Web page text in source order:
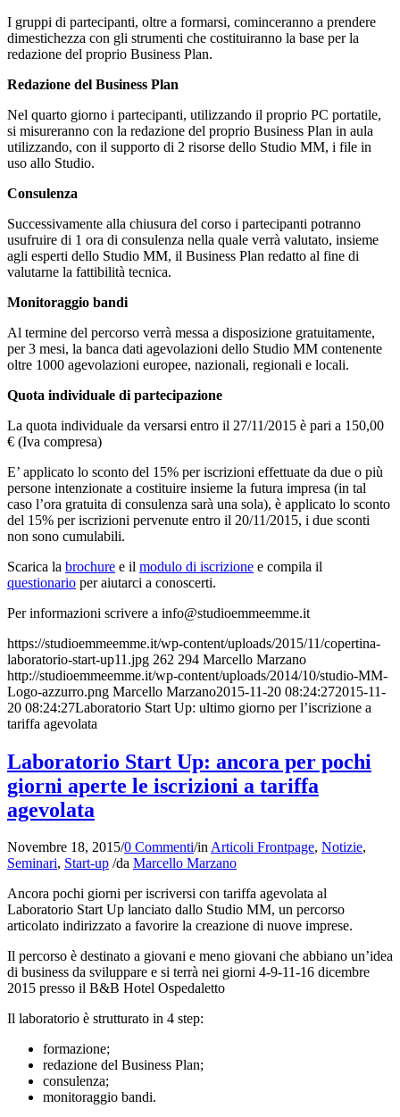
I gruppi di partecipanti, oltre a formarsi, cominceranno a prendere
dimestichezza con gli strumenti che costituiranno la base per la
redazione del proprio Business Plan.
Redazione del Business Plan
Nel quarto giorno i partecipanti, utilizzando il proprio PC portatile,
si misureranno con la redazione del proprio Business Plan in aula
utilizzando, con il supporto di 2 risorse dello Studio MM, i file in
uso allo Studio.
Consulenza
Successivamente alla chiusura del corso i partecipanti potranno
usufruire di 1 ora di consulenza nella quale verrà valutato, insieme
agli esperti dello Studio MM, il Business Plan redatto al fine di
valutarne la fattibilità tecnica.
Monitoraggio bandi
Al termine del percorso verrà messa a disposizione gratuitamente,
per 3 mesi, la banca dati agevolazioni dello Studio MM contenente
oltre 1000 agevolazioni europee, nazionali, regionali e locali.
Quota individuale di partecipazione
La quota individuale da versarsi entro il 27/11/2015 è pari a 150,00
€ (Iva compresa)
E’ applicato lo sconto del 15% per iscrizioni effettuate da due o più
persone intenzionate a costituire insieme la futura impresa (in tal
caso l’ora gratuita di consulenza sarà una sola), è applicato lo sconto
del 15% per iscrizioni pervenute entro il 20/11/2015, i due sconti
non sono cumulabili.
Scarica la brochure e il modulo di iscrizione e compila il
questionario per aiutarci a conoscerti.
Per informazioni scrivere a info@studioemmeemme.it
https://studioemmeemme.it/wp-content/uploads/2015/11/copertina-
laboratorio-start-up11.jpg 262 294 Marcello Marzano
http://studioemmeemme.it/wp-content/uploads/2014/10/studio-MM-
Logo-azzurro.png Marcello Marzano2015-11-20 08:24:272015-11-
20 08:24:27Laboratorio Start Up: ultimo giorno per l’iscrizione a
tariffa agevolata
Laboratorio Start Up: ancora per pochi
giorni aperte le iscrizioni a tariffa
agevolata
Novembre 18, 2015/0 Commenti/inArticoli Frontpage, Notizie,
Seminari, Start-up /da Marcello Marzano
Ancora pochi giorni per iscriversi con tariffa agevolata al
Laboratorio Start Up lanciato dallo Studio MM, un percorso
articolato indirizzato a favorire la creazione di nuove imprese.
Il percorso è destinato a giovani e meno giovani che abbiano un’idea
di business da sviluppare e si terrà nei giorni 4-9-11-16 dicembre
2015 presso il B&B Hotel Ospedaletto
Il laboratorio è strutturato in 4 step:
formazione;
redazione del Business Plan;
consulenza;
monitoraggio bandi.